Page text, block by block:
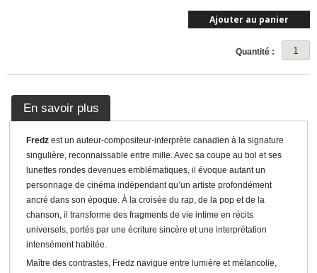
Ajouter au panier
Quantité :
En savoir plus
Fredzest un auteur-compositeur-interprète canadien à la signature
singulière, reconnaissable entre mille. Avec sa coupe au bol et ses
lunettes rondes devenues emblématiques, il évoque autant un
personnage de cinéma indépendant qu’un artiste profondément
ancré dans son époque. À la croisée du rap, de la pop et de la
chanson, il transforme des fragments de vie intime en récits
universels, portés par une écriture sincère et une interprétation
intensément habitée.
Maître des contrastes, Fredz navigue entre lumière et mélancolie,